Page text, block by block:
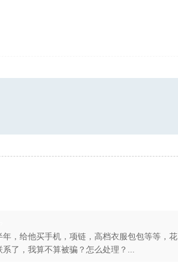
，给他买手机，项链，高档衣服包包等等，花
了，我算不算被骗？怎么处理？...